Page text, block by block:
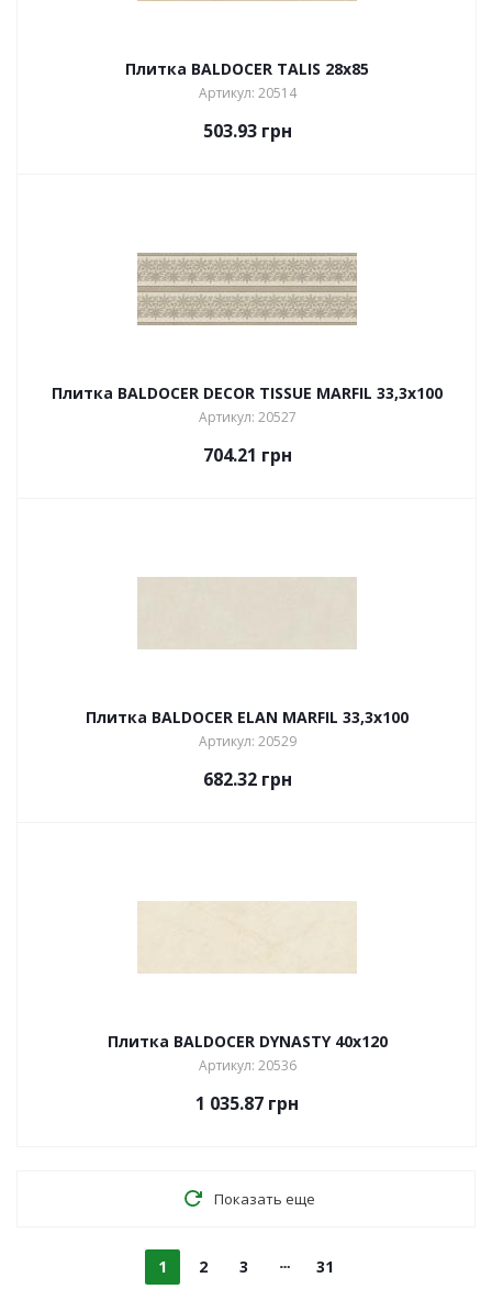
Плитка BALDOCER TALIS 28х85
Артикул: 20514
503.93грн
Плитка BALDOCER DECOR TISSUE MARFIL 33,3х100
Артикул: 20527
704.21 грн
Плитка BALDOCER ELAN MARFIL 33,3х100
Артикул: 20529
682.32грн
Плитка BALDOCER DYNASTY 40х120
Артикул: 20536
1 035.87 грн
Показать еще
1 2 3 31